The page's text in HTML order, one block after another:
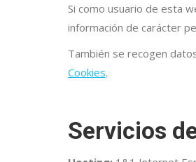
Si como usuario de esta
información de carácter
También se recogen
Cookies.
Servicios